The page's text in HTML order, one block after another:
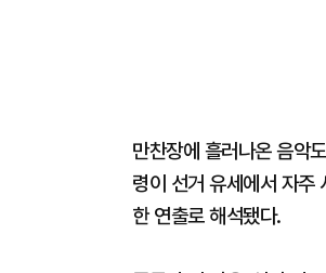
만찬장에 흘러나온 음악
령이 선거 유세에서 자주
한 연출로 해석됐다.